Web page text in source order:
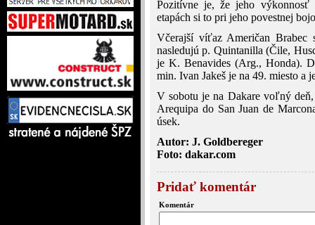
Pozitívne je, že jeho výkonnosť
etapách si to pri jeho povestnej
Včerajší víťaz Američan Brabec
nasledujú p. Quintanilla (Čile,
je K. Benavides (Arg., Honda).
min. Ivan Jakeš je na 49. miesto a
V sobotu je na Dakare voľný
Arequipa do San Juan de
úsek.
Autor: J. Goldbereger
Foto: dakar.com
Pridať komentár
Komentár